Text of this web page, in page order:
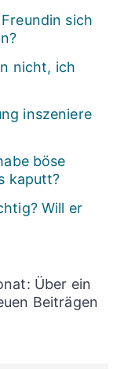
sich
nicht, ich
inszeniere
böse
kaputt?
Will er
Über ein
Beiträgen